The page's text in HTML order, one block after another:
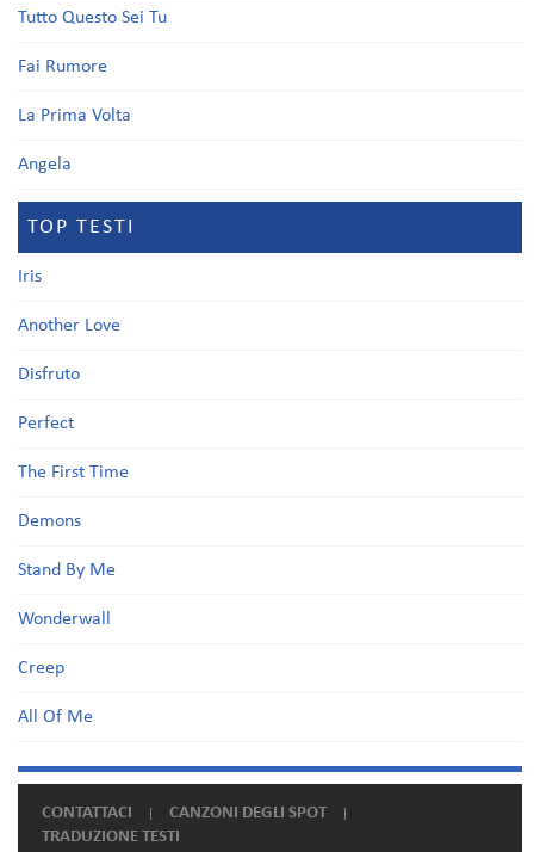
Tutto Questo Sei Tu
Fai Rumore
La Prima Volta
Angela
TOP TESTI
Iris
Another Love
Disfruto
Perfect
The First Time
Demons
Stand By Me
Wonderwall
Creep
All Of Me
CONTATTACI
CANZONI DEGLI SPOT
TRADUZIONE TESTI